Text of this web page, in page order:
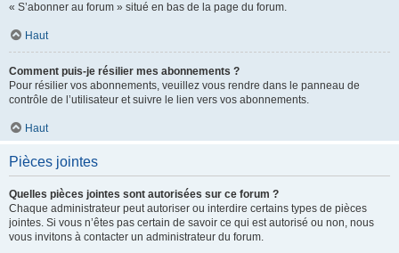
« S’abonner au forum » situé en bas de la page du forum.
Haut
Comment puis-je résilier mes abonnements ?
Pour résilier vos abonnements, veuillez vous rendre dans le panneau de
contrôle de l’utilisateur et suivre le lien vers vos abonnements.
Haut
Pièces jointes
Quelles pièces jointes sont autorisées sur ce forum ?
Chaque administrateur peut autoriser ou interdire certains types de pièces
jointes. Si vous n’êtes pas certain de savoir ce qui est autorisé ou non, nous
vous invitons à contacter un administrateur du forum.